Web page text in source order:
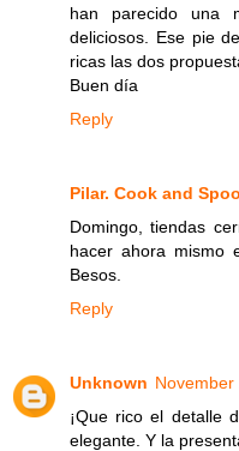
han parecido una
deliciosos. Ese pie
ricas las dos
Buen día
Reply
Pilar. Cook and
Domingo, tiendas
hacer ahora mismo
Besos.
Reply
Unknown November
¡Que rico el detalle
elegante. Y la